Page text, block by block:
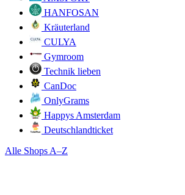
HANFOSAN
Kräuterland
CULYA
Gymroom
Technik lieben
CanDoc
OnlyGrams
Happys Amsterdam
Deutschlandticket
Alle Shops A–Z